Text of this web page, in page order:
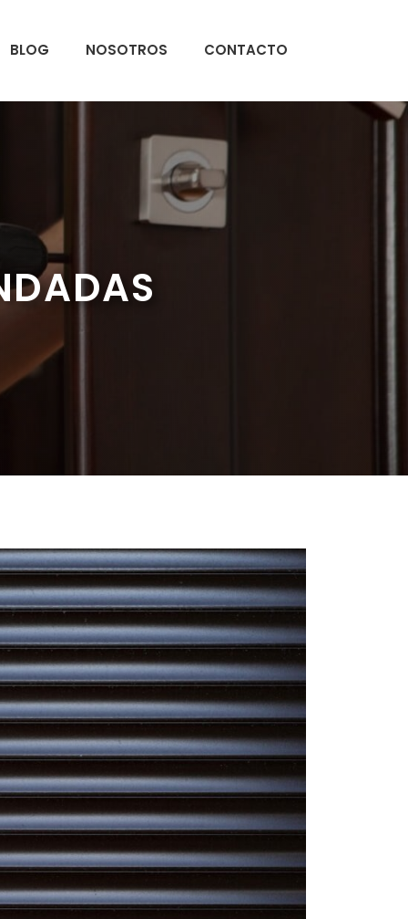
BLOG NOSOTROS CONTACTO